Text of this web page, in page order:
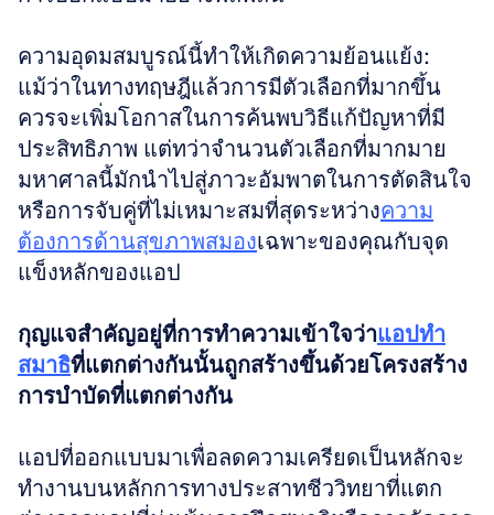
ความอุดมสมบูรณ์นี้ทำให้เกิดความย้อนแย้ง:
แม้ว่าในทางทฤษฎีแล้วการมีตัวเลือกที่มากขึ้น
ควรจะเพิ่มโอกาสในการค้นพบวิธีแก้ปัญหาที่มี
ประสิทธิภาพ แต่ทว่าจำนวนตัวเลือกที่มากมาย
มหาศาลนี้มักนำไปสู่ภาวะอัมพาตในการตัดสินใจ
หรือการจับคู่ที่ไม่เหมาะสมที่สุดระหว่างความ
ต้องการด้านสุขภาพสมองเฉพาะของคุณกับจุด
แข็งหลักของแอป
กุญแจสำคัญอยู่ที่การทำความเข้าใจว่าแอปทำ
สมาธิที่แตกต่างกันนั้นถูกสร้างขึ้นด้วยโครงสร้าง
การบำบัดที่แตกต่างกัน
แอปที่ออกแบบมาเพื่อลดความเครียดเป็นหลักจะ
ทำงานบนหลักการทางประสาทชีววิทยาที่แตก